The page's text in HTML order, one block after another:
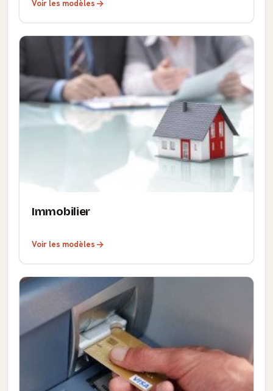
Voir les modèles
Immobilier
Voir les modèles